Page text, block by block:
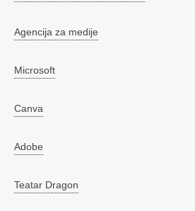
Agencija za medije
Microsoft
Canva
Adobe
Teatar Dragon